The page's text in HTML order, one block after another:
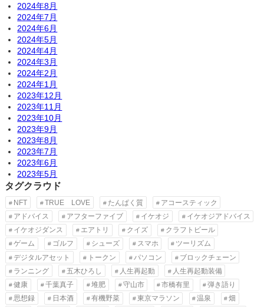
2024年8月
2024年7月
2024年6月
2024年5月
2024年4月
2024年3月
2024年2月
2024年1月
2023年12月
2023年11月
2023年10月
2023年9月
2023年8月
2023年7月
2023年6月
2023年5月
タグクラウド
NFT TRUE LOVE たんぱく質
アコースティック
アドバイス
アフターファイブ イケオジ
イケオジアドバイス
イケオジダンス
エアトリ クイズ
クラフトビール
ゲーム
ゴルフ シューズ スマホ
ツーリズム
デジタルアセット
トークン パソコン
ブロックチェーン
ランニング
五木ひろし 人生再起動
人生再起動装備
健康
千葉真子 堆肥 守山市 市橋有里
弾き語り
思想録
日本酒 有機野菜 東京マラソン 温泉
畑